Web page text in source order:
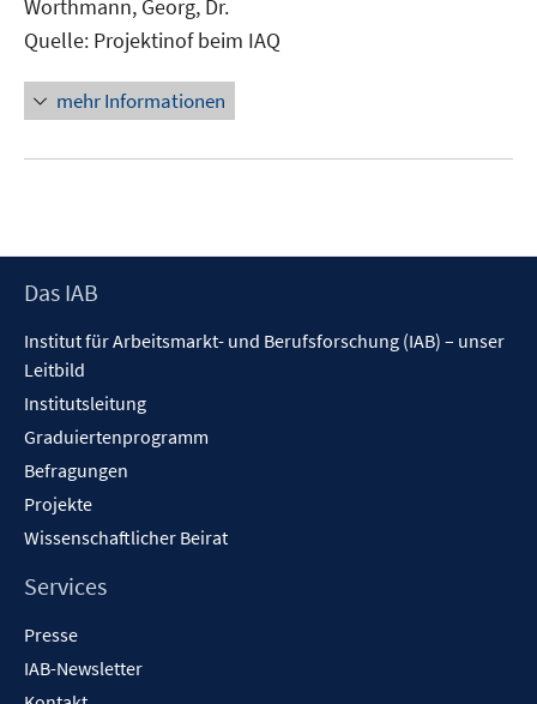
Worthmann, Georg, Dr.
Quelle: Projektinof beim IAQ
mehr Informationen
Footer
Das IAB
Institut für Arbeitsmarkt- und Berufsforschung (IAB) – unser
Leitbild
Institutsleitung
Graduiertenprogramm
Befragungen
Projekte
Wissenschaftlicher Beirat
Services
Presse
IAB-Newsletter